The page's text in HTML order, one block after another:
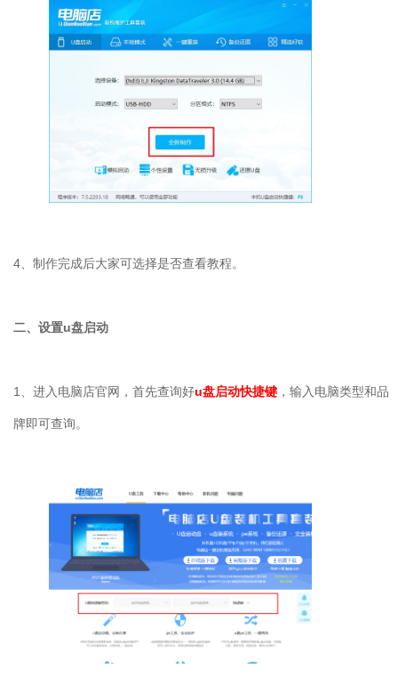
4 、制作完成后大家可选择是否查看教程。
二、设置u盘启动
1 、进入电脑店官网，首先查询好u盘启动快捷键 ，输入电脑类型和品
牌即可查询。